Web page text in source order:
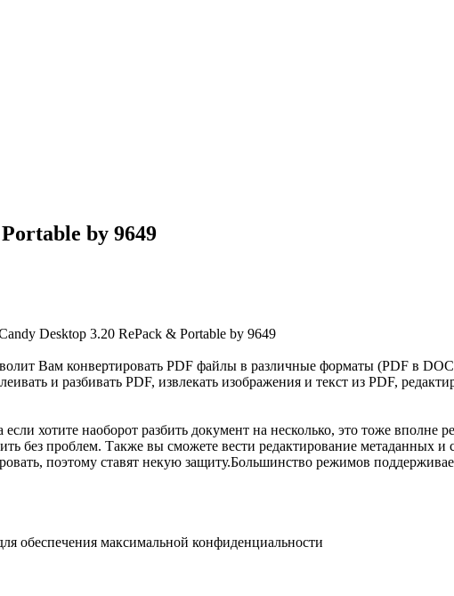
by 9649
Вам конвертировать PDF файлы в различные форматы (PDF в
и разбивать PDF, извлекать изображения и текст из PDF,
хотите наоборот разбить документ на несколько, это тоже вполне
без проблем. Также вы сможете вести редактирование метаданных
поэтому ставят некую защиту.Большинство режимов
обеспечения максимальной конфиденциальности